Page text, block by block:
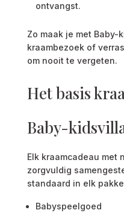
ontvangst.
Zo maak je met Baby-
kraambezoek of
om nooit te vergeten.
Het basis
Baby-
Elk kraamcadeau met
zorgvuldig
standaard in elk
Babyspeelgoed